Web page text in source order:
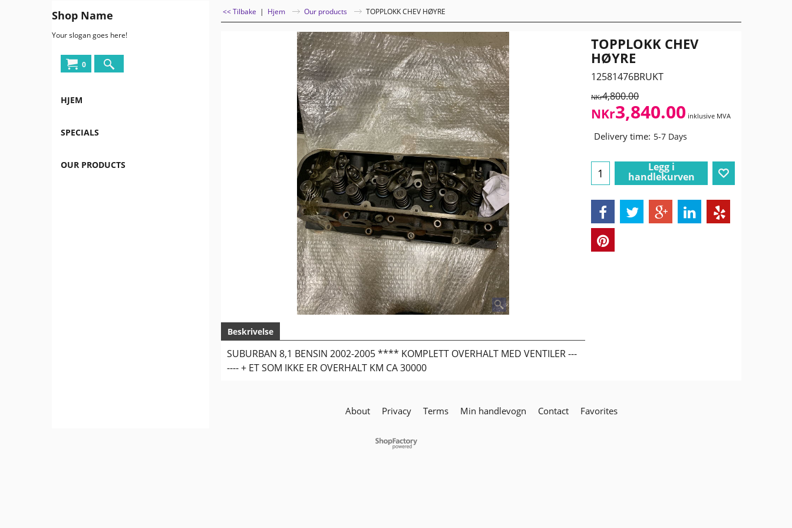
Shop Name
Your slogan goes here!
0
HJEM
SPECIALS
OUR PRODUCTS
<< Tilbake | Hjem Our products TOPPLOKK CHEV HØYRE
TOPPLOKK CHEV
HØYRE
12581476BRUKT
NKr4,800.00
NKr3,840.00 inklusive MVA
Delivery time: 5-7 Days
Legg i
handlekurven
Beskrivelse
SUBURBAN 8,1 BENSIN 2002-2005 **** KOMPLETT OVERHALT MED VENTILER ---
---- + ET SOM IKKE ER OVERHALT KM CA 30000
About Privacy Terms Min handlevogn Contact Favorites
To create online store
ShopFactory eCommerce